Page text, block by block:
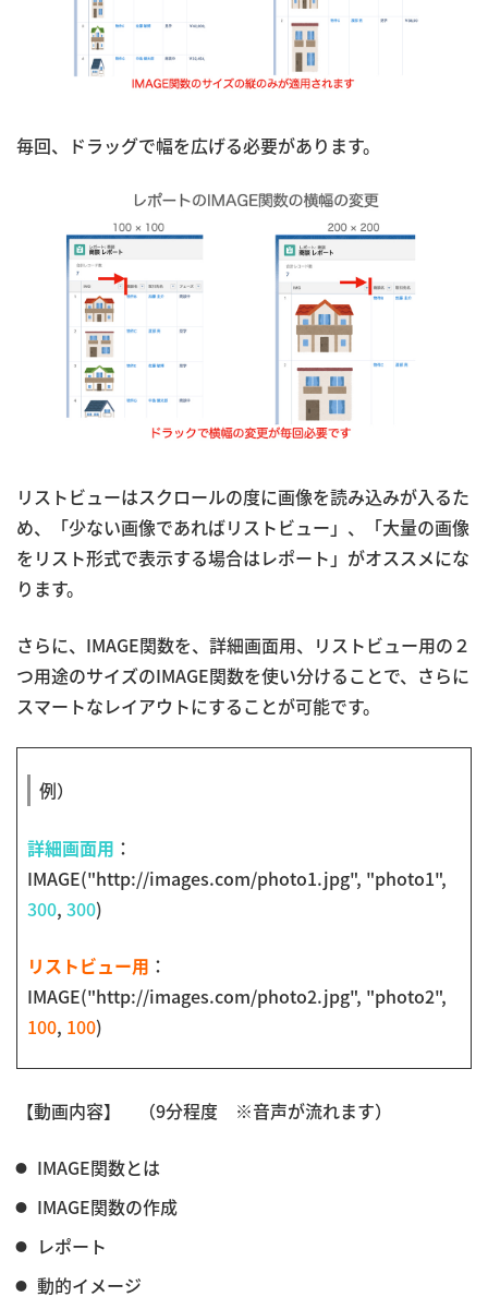
毎回、ドラッグで幅を広げる必要があります。
リストビューはスクロールの度に画像を読み込みが入るた
め、「少ない画像であればリストビュー」、「大量の画像
をリスト形式で表示する場合はレポート」がオススメにな
ります。
さらに、IMAGE関数を、詳細画面用、リストビュー用の２
つ用途のサイズのIMAGE関数を使い分けることで、さらに
スマートなレイアウトにすることが可能です。
例）
詳細画面用 ：
IMAGE("http://images.com/photo1.jpg", "photo1",
300, 300)
リストビュー用 ：
IMAGE("http://images.com/photo2.jpg", "photo2",
100, 100)
【動画内容】 （9分程度 ※音声が流れます）
IMAGE関数とは
IMAGE関数の作成
レポート
動的イメージ